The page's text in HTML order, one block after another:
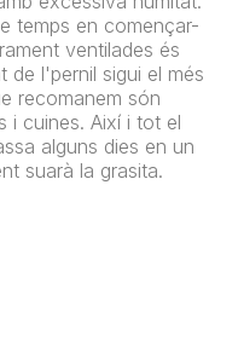
temps en començar-
ventilades és
de l'pernil sigui el més
recomanem són
i cuines. Així i tot el
alguns dies en un
suarà la grasita.